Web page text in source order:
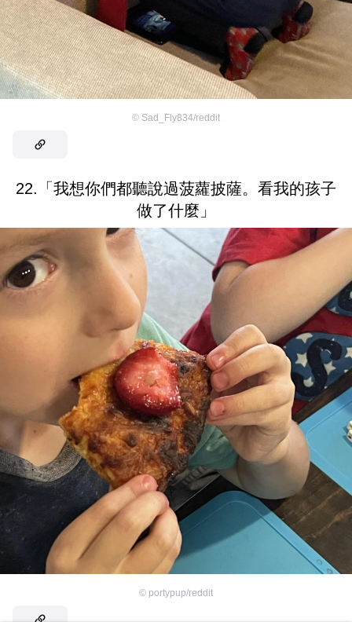
© Sad_Fly834/reddit
22.「我想你們都聽說過菠蘿披薩。看我的孩子
做了什麼」
© portypup/reddit